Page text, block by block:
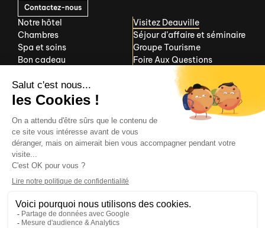
Contactez-nous
Notre hôtel
Chambres
Spa et soins
Bon cadeau
Visitez Deauville
Séjour d’affaire et séminaire
Groupe Tourisme
Foire Aux Questions
Choisissez Almoria pour séjour exceptionnel.
Je réserve maintenant
Facebook
Mentions légales
Politique de confidentialité
Gestion des cookies
Plan du site